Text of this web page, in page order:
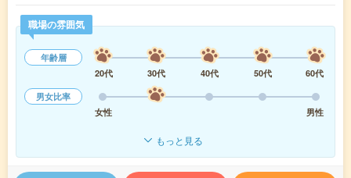
職場の雰囲気
年齢層
20代
30代 40代 50代
60代
男女比率
女性
男性
もっと見る